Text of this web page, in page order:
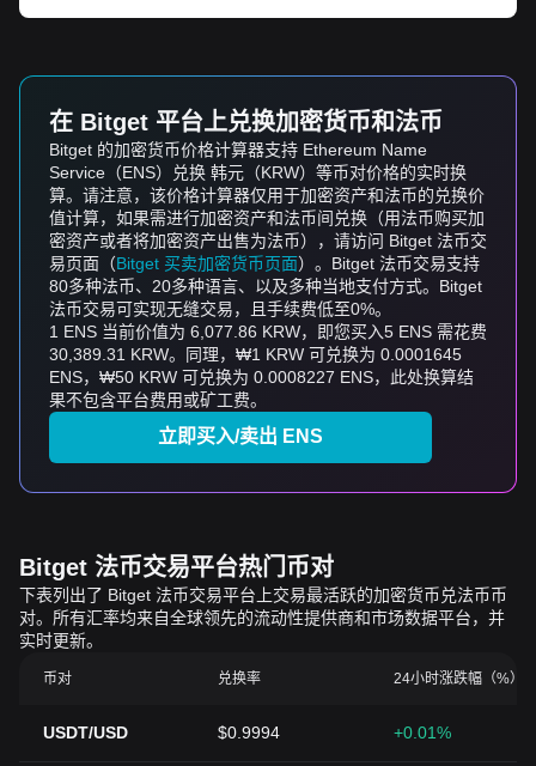
在 Bitget 平台上兑换加密货币和法币
Bitget 的加密货币价格计算器支持 Ethereum Name
Service（ENS）兑换 韩元（KRW）等币对价格的实时换
算。请注意，该价格计算器仅用于加密资产和法币的兑换价
值计算，如果需进行加密资产和法币间兑换（用法币购买加
密资产或者将加密资产出售为法币），请访问 Bitget 法币交
易页面（Bitget 买卖加密货币页面）。Bitget 法币交易支持
80多种法币、20多种语言、以及多种当地支付方式。Bitget
法币交易可实现无缝交易，且手续费低至0%。
1 ENS 当前价值为 6,077.86 KRW，即您买入5 ENS 需花费
30,389.31 KRW。同理，₩1 KRW 可兑换为 0.0001645
ENS，₩50 KRW 可兑换为 0.0008227 ENS，此处换算结
果不包含平台费用或矿工费。
立即买入/卖出 ENS
Bitget 法币交易平台热门币对
下表列出了 Bitget 法币交易平台上交易最活跃的加密货币兑法币币
对。所有汇率均来自全球领先的流动性提供商和市场数据平台，并
实时更新。
币对 兑换率 24小时涨跌幅（%）
USDT/USD $0.9994 +0.01%